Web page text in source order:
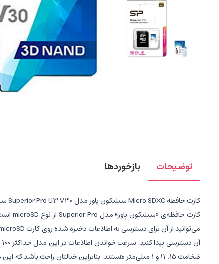
توضیحات بازخوردها
کارت حافظه‌ Micro SDXC سیلیکون پاور مدل Superior Pro U3 V30 سرعت 100Mb/s ظرفیت 256 گیگابایت با آداپتور